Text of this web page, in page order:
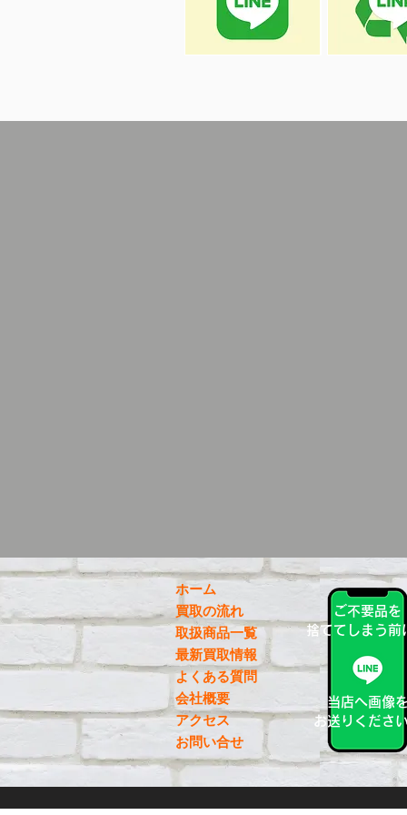
ホーム
買取の流れ
取扱商品一覧
最新買取情報
よくある質問
会社概要
アクセス
お問い合せ
ご不要品を
捨ててしまう前
当店へ画像
お送りくださ